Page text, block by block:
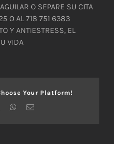
O SEPARE SU CITA
O AL 718 751 6383
Y ANTIESTRESS, EL
VIDA
Your Platform!
WhatsApp
Correo